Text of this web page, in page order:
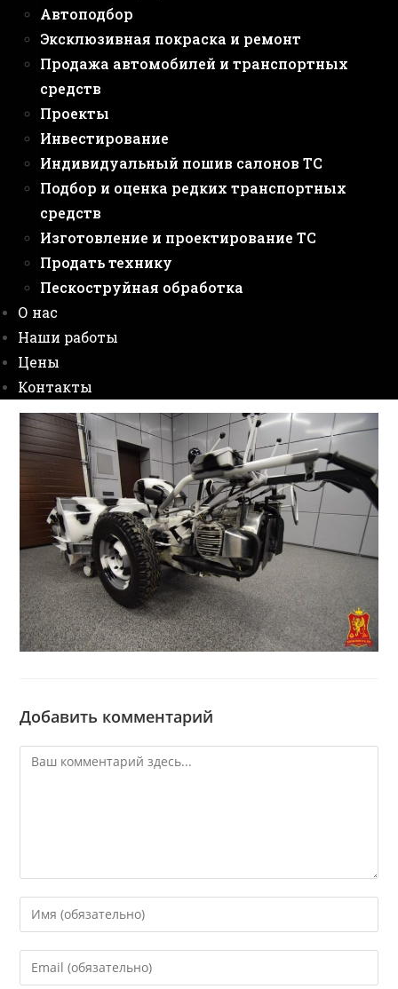
Автоподбор
Эксклюзивная покраска и ремонт
Продажа автомобилей и транспортных
средств
Проекты
Инвестирование
Индивидуальный пошив салонов ТС
Подбор и оценка редких транспортных
средств
Изготовление и проектирование ТС
Продать технику
Пескоструйная обработка
О нас
Наши работы
Цены
Контакты
Добавить комментарий
Комментарий
Введите
свое
имя
или
Введите
свой